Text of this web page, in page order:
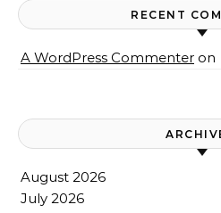
RECENT
A WordPress Commenter on
August 2026
July 2026